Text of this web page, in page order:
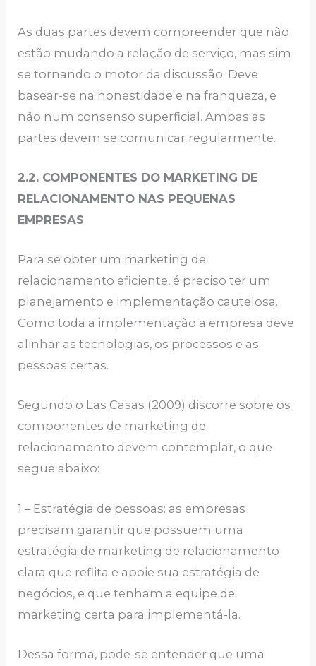
As duas partes devem compreender que não
estão mudando a relação de serviço, mas sim
se tornando o motor da discussão. Deve
basear-se na honestidade e na franqueza, e
não num consenso superficial. Ambas as
partes devem se comunicar regularmente.
2.2. COMPONENTES DO MARKETING DE
RELACIONAMENTO NAS PEQUENAS
EMPRESAS
Para se obter um marketing de
relacionamento eficiente, é preciso ter um
planejamento e implementação cautelosa.
Como toda a implementação a empresa deve
alinhar as tecnologias, os processos e as
pessoas certas.
Segundo o Las Casas (2009) discorre sobre os
componentes de marketing de
relacionamento devem contemplar, o que
segue abaixo:
1 – Estratégia de pessoas: as empresas
precisam garantir que possuem uma
estratégia de marketing de relacionamento
clara que reflita e apoie sua estratégia de
negócios, e que tenham a equipe de
marketing certa para implementá-la.
Dessa forma, pode-se entender que uma